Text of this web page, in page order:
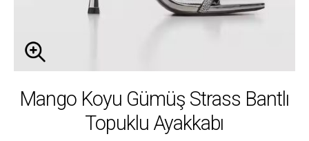
Mango Koyu Gümüş Strass Bantlı
Topuklu Ayakkabı